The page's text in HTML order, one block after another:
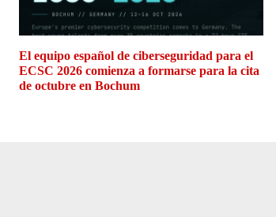
El equipo español de ciberseguridad para el
ECSC 2026 comienza a formarse para la cita
de octubre en Bochum